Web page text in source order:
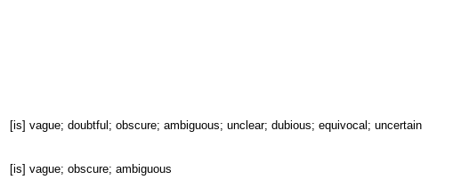
[is] vague; doubtful; obscure; ambiguous; unclear; dubious; equivocal; uncertain
[is] vague; obscure; ambiguous